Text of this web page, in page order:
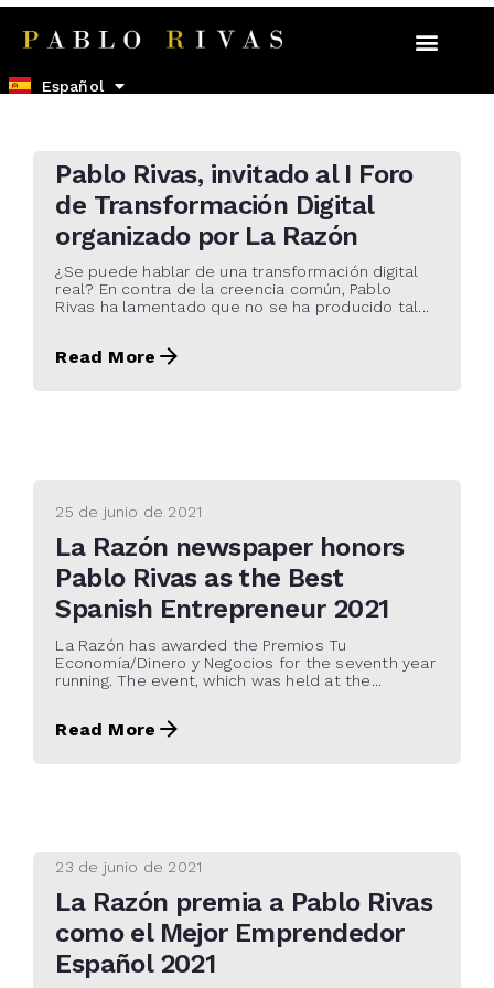
Español
English
Pablo Rivas, invitado al I Foro
de Transformación Digital
organizado por La Razón
¿Se puede hablar de una transformación digital
real? En contra de la creencia común, Pablo
Rivas ha lamentado que no se ha producido tal...
Read More
25 de junio de 2021
La Razón newspaper honors
Pablo Rivas as the Best
Spanish Entrepreneur 2021
La Razón has awarded the Premios Tu
Economía/Dinero y Negocios for the seventh year
running. The event, which was held at the...
Read More
23 de junio de 2021
La Razón premia a Pablo Rivas
como el Mejor Emprendedor
Español 2021